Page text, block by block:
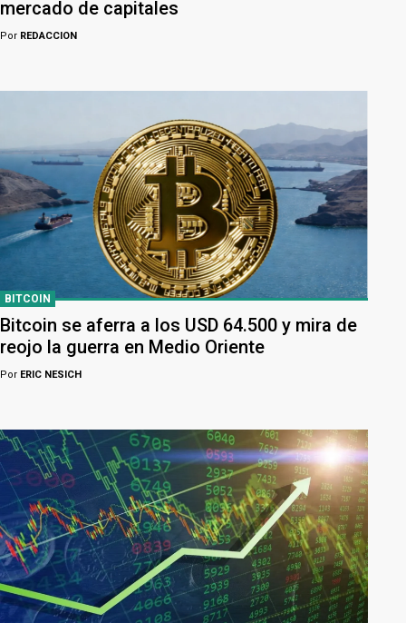
mercado de capitales
Por REDACCION
BITCOIN
Bitcoin se aferra a los USD 64.500 y mira de
reojo la guerra en Medio Oriente
Por ERIC NESICH